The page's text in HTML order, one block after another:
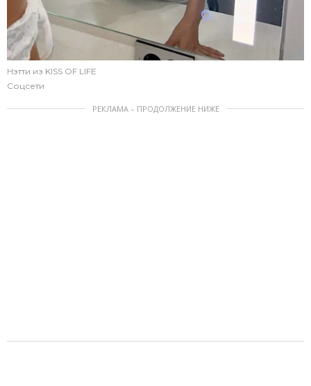
Нэтти из KISS OF LIFE
Соцсети
РЕКЛАМА – ПРОДОЛЖЕНИЕ НИЖЕ